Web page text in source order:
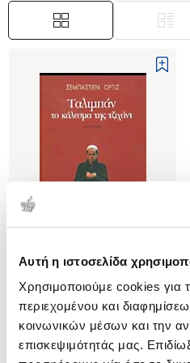
Αυτή η ιστοσελίδα
Χρησιμοποιούμε cookies για
περιεχομένου και
κοινωνικών μέσων και την
επισκεψιμότητάς μας.
(0)
ΤΑΛΙΜΠΑΝ ΤΟ ΚΑΛΕΣΜΑ ΤΗΣ
ΤΖΙΧΑΝΤ
ORTIZ SEBASTIEN
Κωδ. Πολιτείας:0170-0265